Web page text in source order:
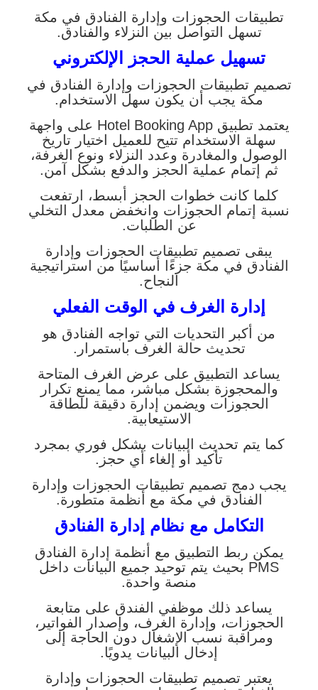
تطبيقات الحجوزات وإدارة الفنادق في مكة
تسهل التواصل بين النزلاء والفنادق.
تسهيل عملية الحجز الإلكتروني
تصميم تطبيقات الحجوزات وإدارة الفنادق في
مكة يجب أن يكون سهل الاستخدام.
يعتمد تطبيق Hotel Booking App على واجهة
سهلة الاستخدام تتيح للعميل اختيار تاريخ
الوصول والمغادرة وعدد النزلاء ونوع الغرفة،
ثم إتمام عملية الحجز والدفع بشكل آمن.
كلما كانت خطوات الحجز أبسط، ارتفعت
نسبة إتمام الحجوزات وانخفض معدل التخلي
عن الطلبات.
يبقى تصميم تطبيقات الحجوزات وإدارة
الفنادق في مكة جزءًا أساسيًا من استراتيجية
النجاح.
إدارة الغرف في الوقت الفعلي
من أكبر التحديات التي تواجه الفنادق هو
تحديث حالة الغرف باستمرار.
يساعد التطبيق على عرض الغرف المتاحة
والمحجوزة بشكل مباشر، مما يمنع تكرار
الحجوزات ويضمن إدارة دقيقة للطاقة
الاستيعابية.
كما يتم تحديث البيانات بشكل فوري بمجرد
تأكيد أو إلغاء أي حجز.
يجب دمج تصميم تطبيقات الحجوزات وإدارة
الفنادق في مكة مع أنظمة متطورة.
التكامل مع نظام إدارة الفنادق
يمكن ربط التطبيق مع أنظمة إدارة الفنادق
PMS بحيث يتم توحيد جميع البيانات داخل
منصة واحدة.
يساعد ذلك موظفي الفندق على متابعة
الحجوزات، وإدارة الغرف، وإصدار الفواتير،
ومراقبة نسب الإشغال دون الحاجة إلى
إدخال البيانات يدويًا.
يعتبر تصميم تطبيقات الحجوزات وإدارة